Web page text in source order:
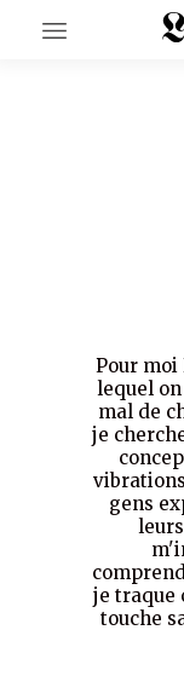
EN
EN
Pour moi
lequel
mal de
je
gens
je traque
touche